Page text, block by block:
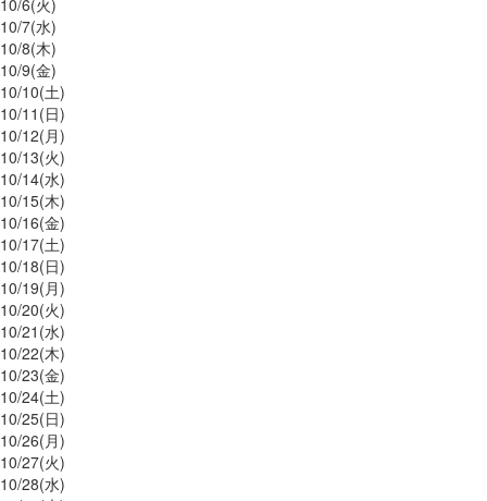
10/6(火)
10/7(水)
10/8(木)
10/9(金)
10/10(土)
10/11 (日)
10/12(月)
10/13(火)
10/14(水)
10/15(木)
10/16(金)
10/17(土)
10/18(日)
10/19(月)
10/20(火)
10/21 (水)
10/22(木)
10/23(金)
10/24(土)
10/25(日)
10/26(月)
10/27(火)
10/28(水)